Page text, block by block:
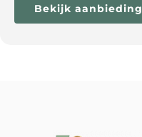
Bekijk aanbieding